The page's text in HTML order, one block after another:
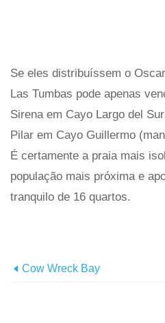
Se eles distribuíssem o
Las Tumbas pode apenas
Sirena em Cayo Largo del
Pilar em Cayo Guillermo
É certamente a praia mais
população mais próxima e
tranquilo de 16 quartos.
Cow Wreck Bay